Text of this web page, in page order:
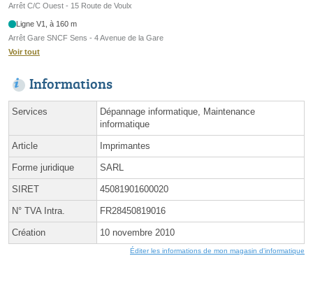
Arrêt C/C Ouest - 15 Route de Voulx
Ligne V1, à 160 m
Arrêt Gare SNCF Sens - 4 Avenue de la Gare
Voir tout
Informations
Services
Dépannage informatique, Maintenance
informatique
Article Imprimantes
Forme juridique SARL
SIRET 45081901600020
N° TVA Intra. FR28450819016
Création 10 novembre 2010
Éditer les informations de mon magasin d'informatique